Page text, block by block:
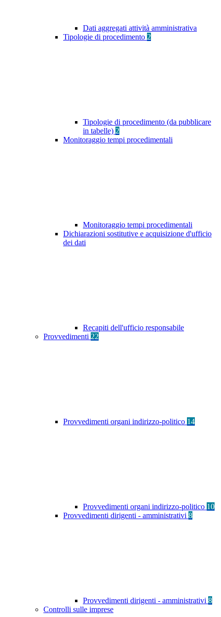
Dati aggregati attività amministrativa
Tipologie di procedimento 2
Tipologie di procedimento (da pubblicare
in tabelle) 2
Monitoraggio tempi procedimentali
Monitoraggio tempi procedimentali
Dichiarazioni sostitutive e acquisizione d'ufficio
dei dati
Recapiti dell'ufficio responsabile
Provvedimenti 22
Provvedimenti organi indirizzo-politico 14
Provvedimenti organi indirizzo-politico 10
Provvedimenti dirigenti - amministrativi 8
Provvedimenti dirigenti - amministrativi 8
Controlli sulle imprese